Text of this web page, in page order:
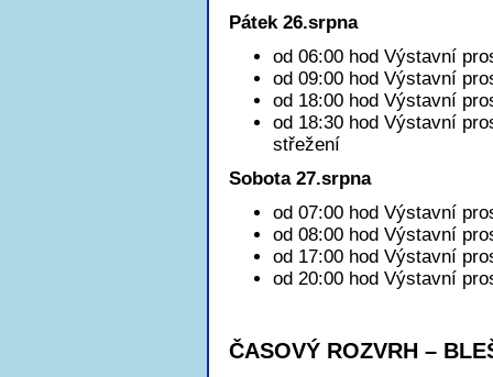
Pátek 26.srpna
od 06:00 hod Výstavní
od 09:00 hod Výstavní
od 18:00 hod Výstavní
od 18:30 hod Výstavní
střežení
Sobota 27.srpna
od 07:00 hod Výstavní
od 08:00 hod Výstavní
od 17:00 hod Výstavní
od 20:00 hod Výstavní
ČASOVÝ ROZVRH –